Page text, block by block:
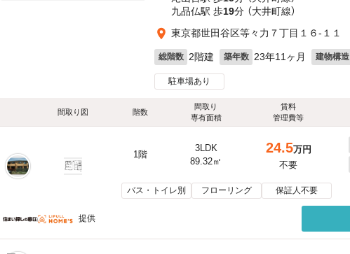
九品仏駅 歩19分 （大井町線）
東京都世田谷区等々力７丁目１６-１１
総階数 2階建 築年数 23年11ヶ月 建物構造
駐車場あり
間取り図 階数
間取り
専有面積
賃料
管理費等
1階
3LDK
89.32㎡
24.5万円
不要
バス・トイレ別 フローリング 保証人不要
提供